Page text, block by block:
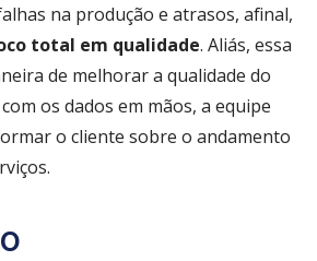
na produção e atrasos, afinal,
total em qualidade. Aliás, essa
de melhorar a qualidade do
os dados em mãos, a equipe
o cliente sobre o andamento